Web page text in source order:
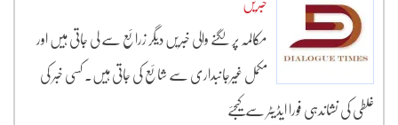
خبریں
مکالمہ پر لگنے والی خبریں دیگر زرائع سے لی جاتی ہیں اور
مکمل غیرجانبداری سے شائع کی جاتی ہیں۔ کسی خبر کی
غلطی کی نشاندہی فورا ایڈیٹر سے کیجئے